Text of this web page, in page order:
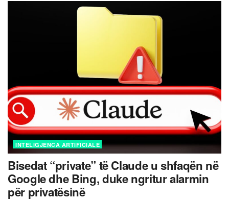
INTELIGJENCA ARTIFICIALE
Bisedat “private” të Claude u shfaqën në
Google dhe Bing, duke ngritur alarmin
për privatësinë